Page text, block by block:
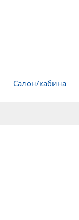
Салон/кабина